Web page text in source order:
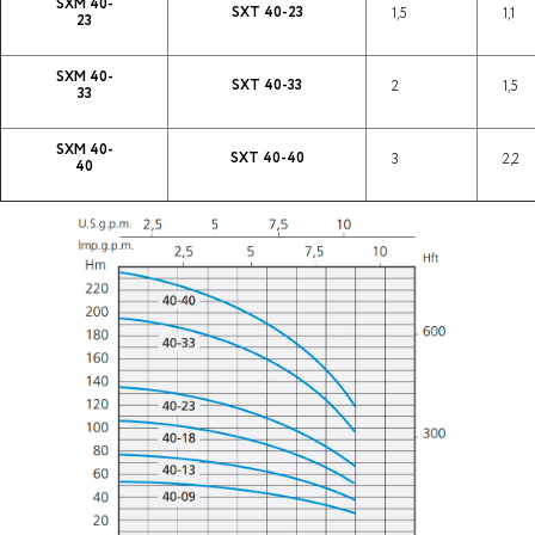
23
SXT 40-23 1,5 1,1
SXM 40-
33
SXT 40-33 2 1,5
SXM 40-
40
SXT 40-40 3 2,2